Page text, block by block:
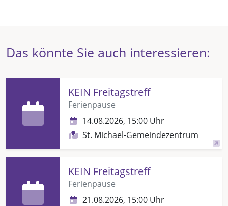
Das könnte Sie auch interessieren:
KEIN Freitagstreff
Ferienpause
14.08.2026, 15:00 Uhr
St. Michael-Gemeindezentrum
KEIN Freitagstreff
Ferienpause
21.08.2026, 15:00 Uhr